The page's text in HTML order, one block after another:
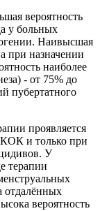
вероятность
у больных
Наивысшая
при назначении
наиболее
- от 75% до
пубертатного
проявляется
КОК и только при
У
терапии
отдалённых
вероятность